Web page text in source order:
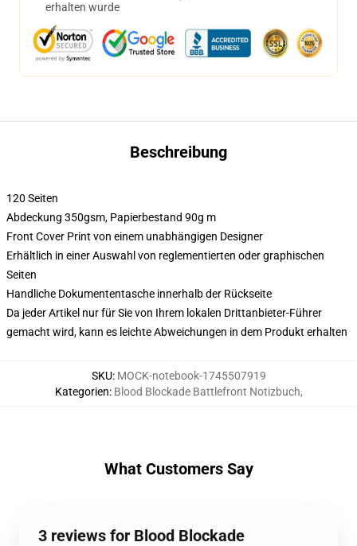
erhalten wurde
Beschreibung
120 Seiten
Abdeckung 350gsm, Papierbestand 90g m
Front Cover Print von einem unabhängigen Designer
Erhältlich in einer Auswahl von reglementierten oder graphischen
Seiten
Handliche Dokumententasche innerhalb der Rückseite
Da jeder Artikel nur für Sie von Ihrem lokalen Drittanbieter-Führer
gemacht wird, kann es leichte Abweichungen in dem Produkt erhalten
SKU: MOCK-notebook-1745507919
Kategorien: Blood Blockade Battlefront Notizbuch,
What Customers Say
3 reviews for Blood Blockade